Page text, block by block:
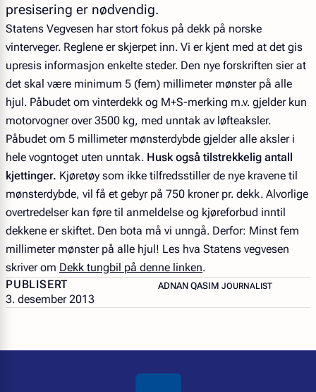
presisering er nødvendig.
Statens Vegvesen har stort fokus på dekk på norske
vinterveger. Reglene er skjerpet inn. Vi er kjent med at det gis
upresis informasjon enkelte steder. Den nye forskriften sier at
det skal være minimum 5 (fem) millimeter mønster på alle
hjul. Påbudet om vinterdekk og M+S-merking m.v. gjelder kun
motorvogner over 3500 kg, med unntak av løfteaksler.
Påbudet om 5 millimeter mønsterdybde gjelder alle aksler i
hele vogntoget uten unntak. Husk også tilstrekkelig antall
kjettinger. Kjøretøy som ikke tilfredsstiller de nye kravene til
mønsterdybde, vil få et gebyr på 750 kroner pr. dekk. Alvorlige
overtredelser kan føre til anmeldelse og kjøreforbud inntil
dekkene er skiftet. Den bota må vi unngå. Derfor: Minst fem
millimeter mønster på alle hjul! Les hva Statens vegvesen
skriver om Dekk tungbil på denne linken.
PUBLISERT
3. desember 2013
ADNAN QASIM – JOURNALIST
JOURNALIST